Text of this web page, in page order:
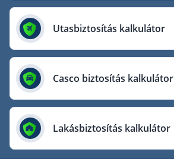
AIG Biztosító
Allianz Biztosító
Cig Pannónia Biztosító
Genertel Biztosító
Groupama Biztosító
Utasbiztosítás kalkulátor
Casco biztosítás kalkulátor
Lakásbiztosítás kalkulátor